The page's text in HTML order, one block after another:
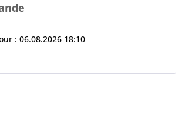
: 06.08.2026 18:10